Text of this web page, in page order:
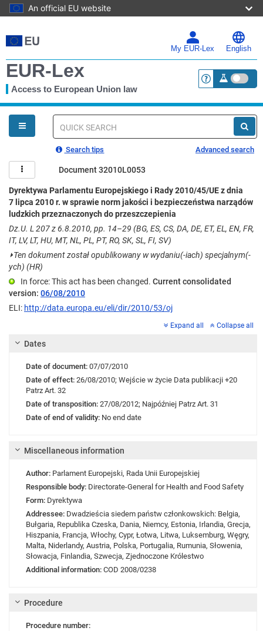
An official EU website
to
main
My EUR-Lex English
EUR-Lex
Access to European Union law <a
You
are
here
Quick
Search tips Advanced search
Document 32010L0053
Dyrektywa Parlamentu Europejskiego i Rady 2010/45/UE z dnia
7 lipca 2010 r. w sprawie norm jakości i bezpieczeństwa narządów
ludzkich przeznaczonych do przeszczepienia
Dz.U. L 207 z 6.8.2010, pp. 14–29 (BG, ES, CS, DA, DE, ET, EL, EN, FR,
IT, LV, LT, HU, MT, NL, PL, PT, RO, SK, SL, FI, SV)
⏵Ten dokument został opublikowany w wydaniu(-iach) specjalnym(-
ych) (HR)
In force: This act has been changed. Current consolidated
version: 06/08/2010
ELI: http://data.europa.eu/eli/dir/2010/53/oj
Expand all Collapse all
Dates
Date of document: 07/07/2010
Date of effect: 26/08/2010; Wejście w życie Data publikacji +20
Patrz Art. 32
Date of transposition: 27/08/2012; Najpóźniej Patrz Art. 31
Date of end of validity: No end date
Miscellaneous information
Author: Parlament Europejski, Rada Unii Europejskiej
Responsible body: Directorate-General for Health and Food Safety
Form: Dyrektywa
Addressee: Dwadzieścia siedem państw członkowskich: Belgia,
Bułgaria, Republika Czeska, Dania, Niemcy, Estonia, Irlandia, Grecja,
Hiszpania, Francja, Włochy, Cypr, Łotwa, Litwa, Luksemburg, Węgry,
Malta, Niderlandy, Austria, Polska, Portugalia, Rumunia, Słowenia,
Słowacja, Finlandia, Szwecja, Zjednoczone Królestwo
Additional information: COD 2008/0238
Procedure
Procedure number: